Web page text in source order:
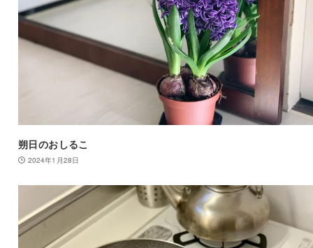
朔日のおしるこ
2024年1月28日